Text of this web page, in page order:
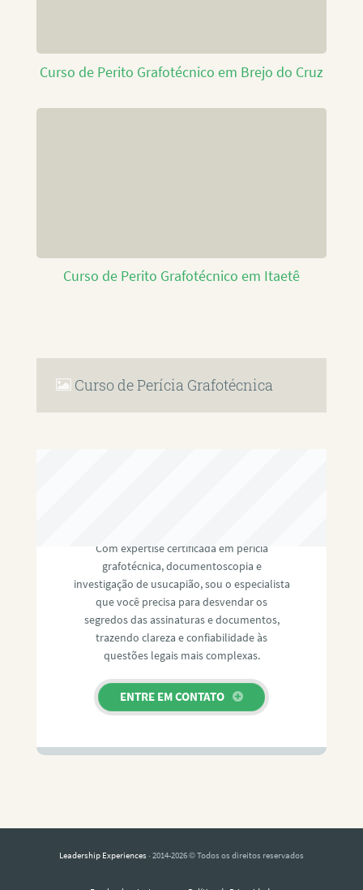
Curso de Perito Grafotécnico em Brejo do Cruz
Curso de Perito Grafotécnico em Itaetê
Curso de Perícia Grafotécnica
Com expertise certificada em perícia
grafotécnica, documentoscopia e
investigação de usucapião, sou o especialista
que você precisa para desvendar os
segredos das assinaturas e documentos,
trazendo clareza e confiabilidade às
questões legais mais complexas.
ENTRE EM CONTATO
Leadership Experiences · 2014-2026 © Todos os direitos reservados